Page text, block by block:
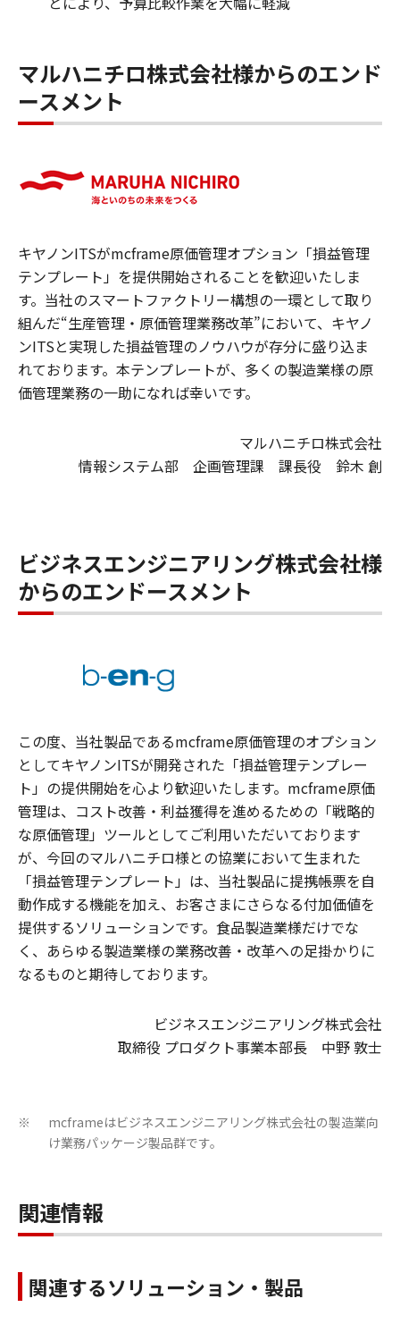
マルハニチロ株式会社様からのエンド
ースメント
キヤノンITSがmcframe原価管理オプション「損益管理
テンプレート」を提供開始されることを歓迎いたしま
す。当社のスマートファクトリー構想の一環として取り
組んだ“生産管理・原価管理業務改革”において、キヤノ
ンITSと実現した損益管理のノウハウが存分に盛り込ま
れております。本テンプレートが、多くの製造業様の原
価管理業務の一助になれば幸いです。
マルハニチロ株式会社
情報システム部 企画管理課 課長役 鈴木 創
ビジネスエンジニアリング株式会社様
からのエンドースメント
この度、当社製品であるmcframe原価管理のオプション
としてキヤノンITSが開発された「損益管理テンプレー
ト」の提供開始を心より歓迎いたします。mcframe原価
管理は、コスト改善・利益獲得を進めるための「戦略的
な原価管理」ツールとしてご利用いただいております
が、今回のマルハニチロ様との協業において生まれた
「損益管理テンプレート」は、当社製品に提携帳票を自
動作成する機能を加え、お客さまにさらなる付加価値を
提供するソリューションです。食品製造業様だけでな
く、あらゆる製造業様の業務改善・改革への足掛かりに
なるものと期待しております。
ビジネスエンジニアリング株式会社
取締役 プロダクト事業本部長 中野 敦士
※
mcframeはビジネスエンジニアリング株式会社の製造業向
け業務パッケージ製品群です。
関連情報
関連するソリューション・製品